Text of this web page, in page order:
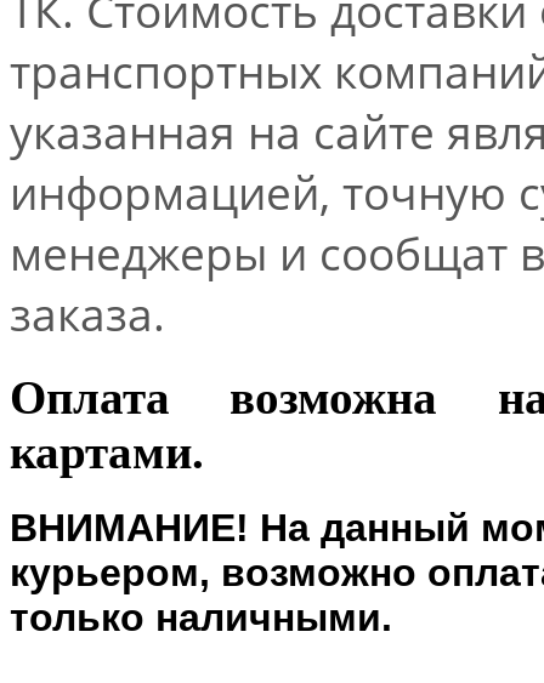
транспортных
указанная на сайте
информацией, точную
менеджеры и сообщат
заказа.
Оплата возможна
картами.
ВНИМАНИЕ! На данный
курьером, возможно
только наличными.